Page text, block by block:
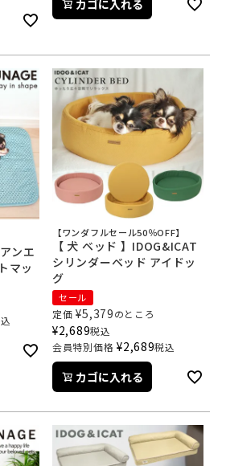
カゴに入れる
ンエ
マッ
【ワンダフルセール50％OFF】
【 犬 ベッド 】IDOG&ICAT
シリンダーベッド アイドッ
グ
セール
定価 ¥5,379のところ
¥2,689税込
会員特別価格 ¥2,689税込
カゴに入れる